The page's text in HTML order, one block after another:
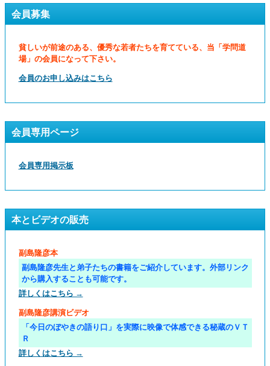
会員募集
貧しいが前途のある、優秀な若者たちを育てている、当「学問道
場」の会員になって下さい。
会員のお申し込みはこちら
会員専用ページ
会員専用掲示板
本とビデオの販売
副島隆彦本
副島隆彦先生と弟子たちの書籍をご紹介しています。外部リンク
から購入することも可能です。
詳しくはこちら →
副島隆彦講演ビデオ
「今日のぼやきの語り口」を実際に映像で体感できる秘蔵のＶＴ
Ｒ
詳しくはこちら →